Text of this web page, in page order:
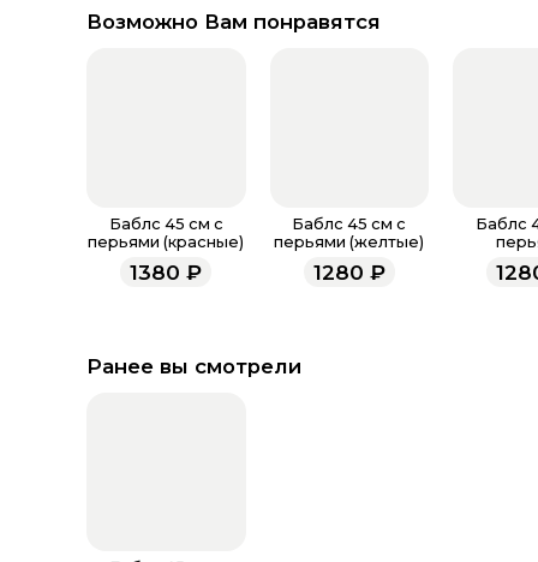
Возможно Вам понравятся
Баблс 45 см с
перьями (красные)
1380 ₽
Баблс 45 см с
перьями (желтые)
1280 ₽
Баблс
Ранее вы смотрели